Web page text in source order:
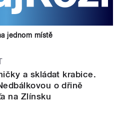
jednom místě
a skládat krabice.
o dřině
na Zlínsku